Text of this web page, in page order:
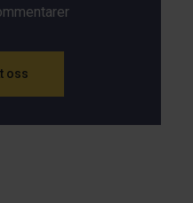
oss